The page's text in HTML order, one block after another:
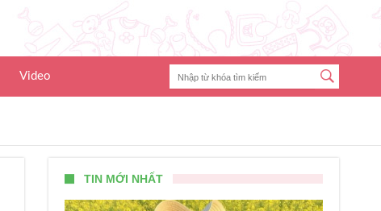
Video
TIN MỚI NHẤT